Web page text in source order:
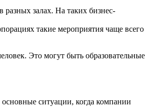
залах. На таких бизнес-
такие мероприятия чаще всего
Это могут быть образовательные
ситуации, когда компании